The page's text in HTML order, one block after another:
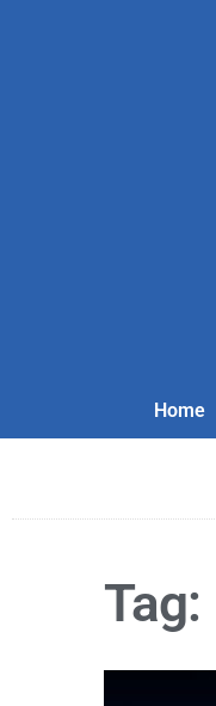
Home
Tag: